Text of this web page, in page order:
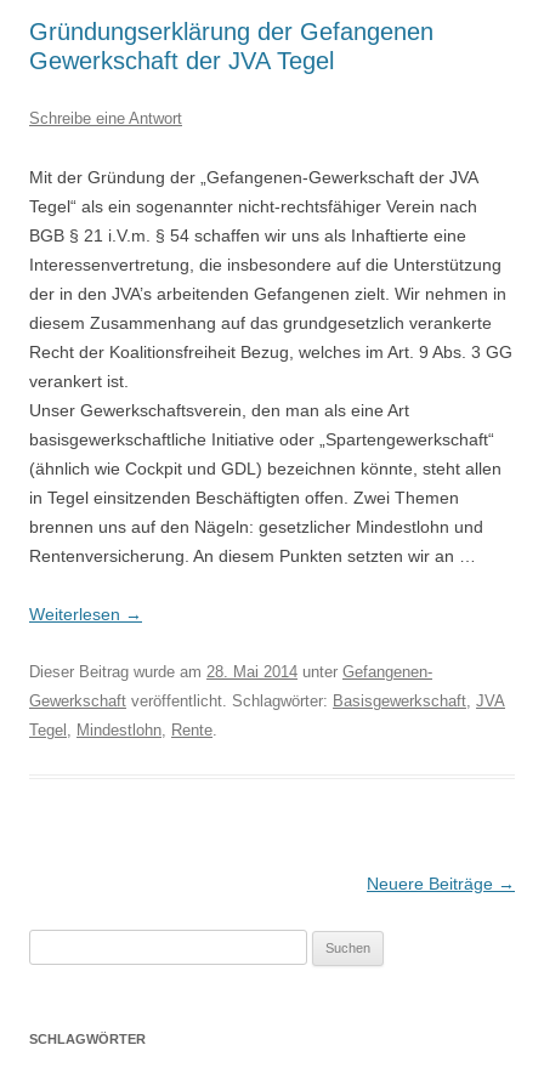
Gründungserklärung der Gefangenen
Gewerkschaft der JVA Tegel
Schreibe eine Antwort
Mit der Gründung der „Gefangenen-Gewerkschaft der JVA
Tegel“ als ein sogenannter nicht-rechtsfähiger Verein nach
BGB § 21 i.V.m. § 54 schaffen wir uns als Inhaftierte eine
Interessenvertretung, die insbesondere auf die Unterstützung
der in den JVA’s arbeitenden Gefangenen zielt. Wir nehmen in
diesem Zusammenhang auf das grundgesetzlich verankerte
Recht der Koalitionsfreiheit Bezug, welches im Art. 9 Abs. 3 GG
verankert ist.
Unser Gewerkschaftsverein, den man als eine Art
basisgewerkschaftliche Initiative oder „Spartengewerkschaft“
(ähnlich wie Cockpit und GDL) bezeichnen könnte, steht allen
in Tegel einsitzenden Beschäftigten offen. Zwei Themen
brennen uns auf den Nägeln: gesetzlicher Mindestlohn und
Rentenversicherung. An diesem Punkten setzten wir an …
Weiterlesen →
Dieser Beitrag wurde am 28. Mai 2014 unter Gefangenen-
Gewerkschaft veröffentlicht. Schlagwörter: Basisgewerkschaft JVA
Tegel
Mindestlohn Rente
Neuere Beiträge →
SCHLAGWÖRTER